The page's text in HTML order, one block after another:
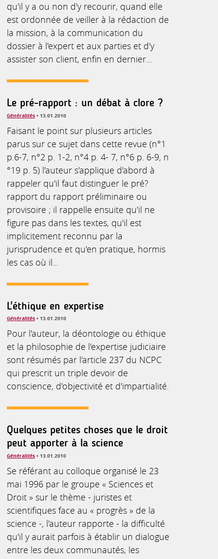
qu'il y a ou non d'y recourir, quand elle
est ordonnée de veiller à la rédaction de
la mission, à la communication du
dossier à l'expert et aux parties et d'y
assister son client, enfin en dernier...
Le pré-rapport : un débat à clore ?
Généralités • 13.01.2010
Faisant le point sur plusieurs articles
parus sur ce sujet dans cette revue (n°1
p.6-7, n°2 p. 1-2, n°4 p. 4- 7, n°6 p. 6-9, n
°19 p. 5) l'auteur s'applique d'abord à
rappeler qu'il faut distinguer le pré?
rapport du rapport préliminaire ou
provisoire ; il rappelle ensuite qu'il ne
figure pas dans les textes, qu'il est
implicitement reconnu par la
jurisprudence et qu'en pratique, hormis
les cas où il...
L'éthique en expertise
Généralités • 13.01.2010
Pour l'auteur, la déontologie ou éthique
et la philosophie de l'expertise judiciaire
sont résumés par l'article 237 du NCPC
qui prescrit un triple devoir de
conscience, d'objectivité et d'impartialité.
Quelques petites choses que le droit
peut apporter à la science
Généralités • 13.01.2010
Se référant au colloque organisé le 23
mai 1996 par le groupe « Sciences et
Droit » sur le thème - juristes et
scientifiques face au « progrès » de la
science -, l'auteur rapporte - la difficulté
qu'il y aurait parfois à établir un dialogue
entre les deux communautés, les